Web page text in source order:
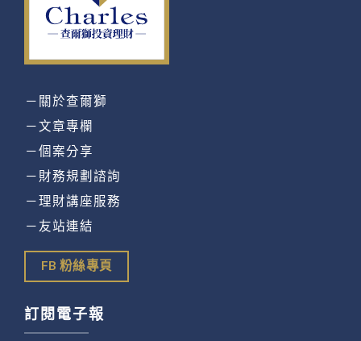
－關於查爾獅
－文章專欄
－個案分享
－財務規劃諮詢
－理財講座服務
－友站連結
FB 粉絲專頁
訂閱電子報